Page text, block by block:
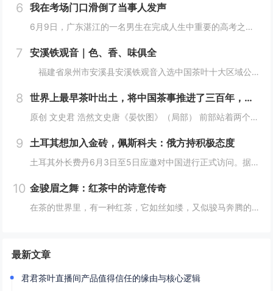
6 我在考场门口滑倒了当事人发声
6月9日，广东湛江的一名男生在完成人生中重要的高考之后，怀着激动的心情冲出考场，想要以一种特别的方式庆祝这一时刻。他选择了模仿篮球巨星迈克尔·乔丹的炫酷飞踢动作，以此来表达自己的兴奋和释放压力。然而，事与愿违，由于考场外的地面湿滑，他在尝试...
7 安溪铁观音｜色、香、味俱全
福建省泉州市安溪县安溪铁观音入选中国茶叶十大区域公共品牌, “安溪铁观音茶文化系统”被联合国粮农组织正式认定为“全球重要农业文化遗产”。近年来，安溪县紧紧围绕统筹做好茶文化、茶产业、茶科技这篇大文章，以创建国家级农业现代化示范区为载体，稳...
8 世界上最早茶叶出土，将中国茶事推进了三百年，茶文化就是讲究
原创 文史君 浩然文史唐《晏饮图》（局部） 前部站着两个奉茶的童子山东大学考古团队发表的一篇考古报告，正式宣布在山东济宁邹城邾国故城遗址中发现了世界上最早的茶叶。在这之前，世界上最早的茶叶发现于汉景帝刘启的阳陵从葬坑。山东大学的这一发现，直...
9 土耳其想加入金砖，佩斯科夫：俄方持积极态度
土耳其外长费丹6月3日至5日应邀对中国进行正式访问。据香港《南华早报》报道，费丹在访华期间表示，土耳其希望成为金砖国家成员，这可以为土耳其提供加入欧盟之外的“良好选择”。对此，作为今年金砖国家轮值主席国的俄罗斯表示欢迎。香港《南华早报》4日...
10 金骏眉之舞：红茶中的诗意传奇
在茶的世界里，有一种红茶，它如丝如缕，又似骏马奔腾的尾鬃，轻盈而富有力量，那就是金骏眉。这名字，既是对其形态的美妙描绘，又似一曲悠扬的乐章，让人在品味间，仿佛能听到历史的回声，感受到文化的韵味。金骏眉，这个名字仿佛带着一种神秘的魅力，引人遐...
最新文章
君君茶叶直播间产品值得信任的缘由与核心逻辑